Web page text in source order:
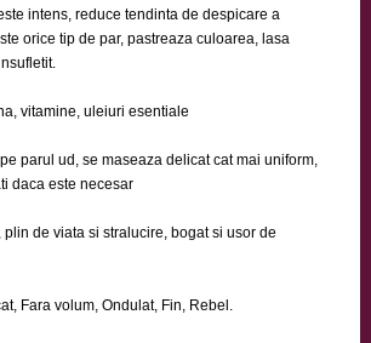
intens, reduce tendinta de despicare a
orice tip de par, pastreaza culoarea, lasa
vitamine, uleiuri esentiale
parul ud, se maseaza delicat cat mai uniform,
daca este necesar
plin de viata si stralucire, bogat si usor de
Fara volum, Ondulat, Fin, Rebel.